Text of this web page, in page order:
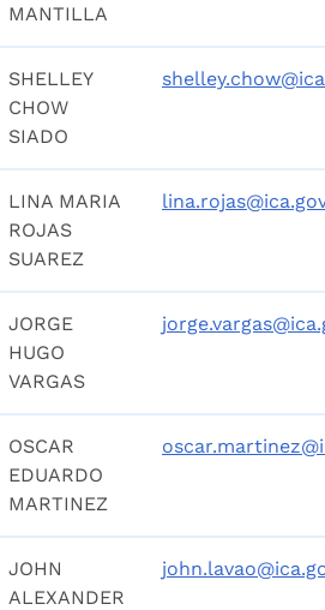
MANTILLA
SHELLEY
CHOW
SIADO
LINA MARIA
ROJAS
SUAREZ
JORGE
HUGO
VARGAS
OSCAR
EDUARDO
MARTINEZ
JOHN
ALEXANDER